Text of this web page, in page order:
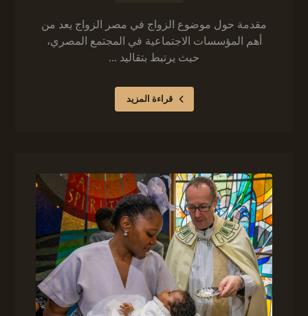
مقدمة حول موضوع الزواج في مصر الزواج يعد من
أهم المؤسسات الاجتماعية في المجتمع المصري،
حيث يرتبط بتقاليد ...
قراءة المزيد